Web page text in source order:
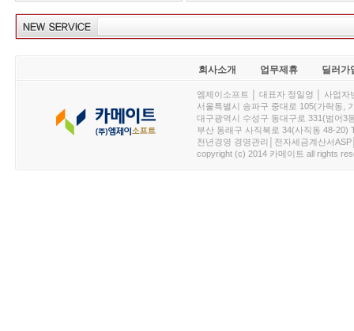
회사소개 업무제휴 딜러가
엠제이소프트 │ 대표자 정일영 │ 사업
서울특별시 송파구 중대로 105(가락동,
대구광역시 수성구 동대구로 331(범어3
부산 동래구 사직북로 34(사직동 48-20)
천년경영 경영관리│전자세금계산서
copyright (c) 2014 카메이트 all rights